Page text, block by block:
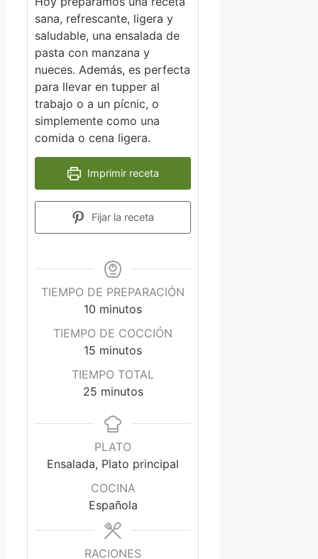
sana, refrescante, ligera y
saludable, una ensalada de
pasta con manzana y
nueces. Además, es perfecta
para llevar en tupper al
trabajo o a un pícnic, o
simplemente como una
comida o cena ligera.
Imprimir receta
Fijar la receta
TIEMPO DE PREPARACIÓN
10 minutos
minutos
TIEMPO DE COCCIÓN
15 minutos
minutos
TIEMPO TOTAL
25minutos
minutos
PLATO
Ensalada, Plato principal
COCINA
Española
RACIONES